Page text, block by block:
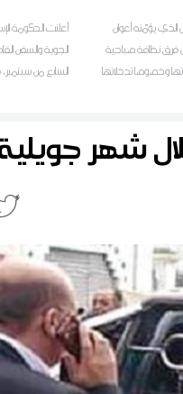
الجوية والسفن
السابع من
الذي يؤمّنه أعوان
فرق نظافة صباحية
وخصوصا تدخلاتها
وأصحاب